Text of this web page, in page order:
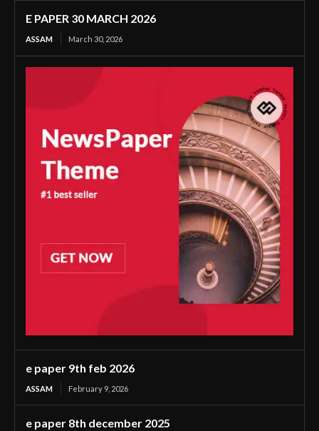
E PAPER 30 MARCH 2026
ASSAM March 30, 2026
e paper 9th feb 2026
ASSAM February 9, 2026
e paper 8th december 2025